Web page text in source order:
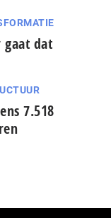
gaat dat
7.518